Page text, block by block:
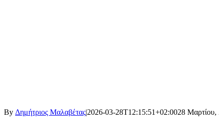
By Δημήτριος Μαλαβέτας|2026-03-28T12:15:51+02:0028 Μαρτίου,